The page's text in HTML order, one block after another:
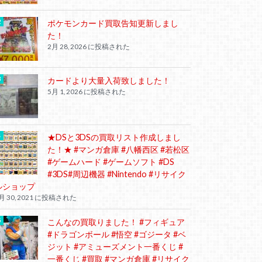
ポケモンカード買取告知更新しまし
た！
2月 28, 2026 に投稿された
カードより大量入荷致しました！
5月 1, 2026 に投稿された
★DSと3DSの買取リスト作成しまし
た！★ #マンガ倉庫 #八幡西区 #若松区
#ゲームハード #ゲームソフト #DS
#3DS#周辺機器 #Nintendo #リサイク
ショップ
30, 2021 に投稿された
こんなの買取りました！ #フィギュア
#ドラゴンボール #悟空 #ゴジータ #ベ
ジット #アミューズメント一番くじ #
一番くじ #買取 #マンガ倉庫 #リサイク